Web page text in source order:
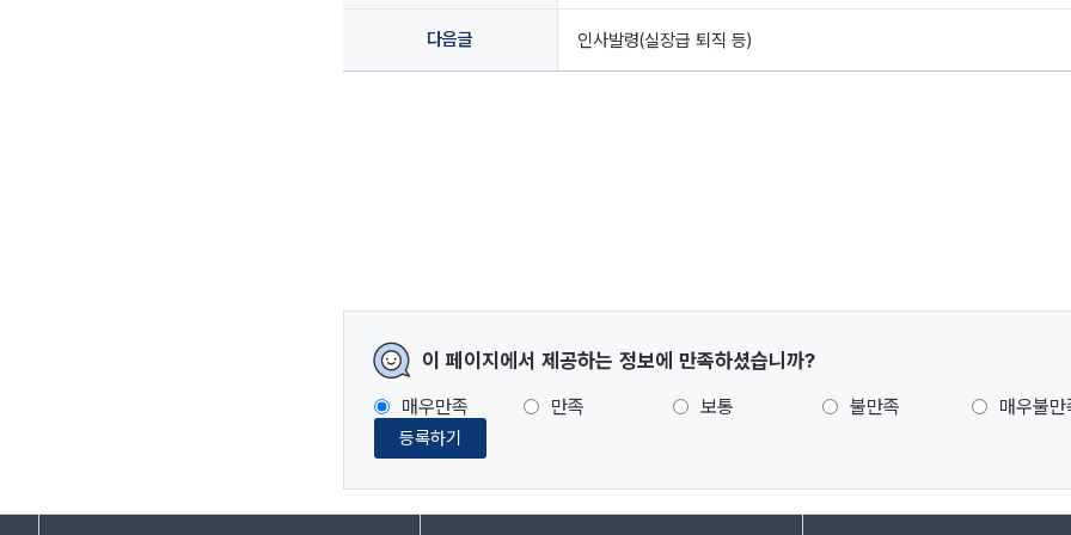
다음글 인사발령(실장급 퇴직 등)
이 페이지에서 제공하는 정보에 만족하셨습니까?
매우만족 만족 보통 불만족 매우불만
등록하기